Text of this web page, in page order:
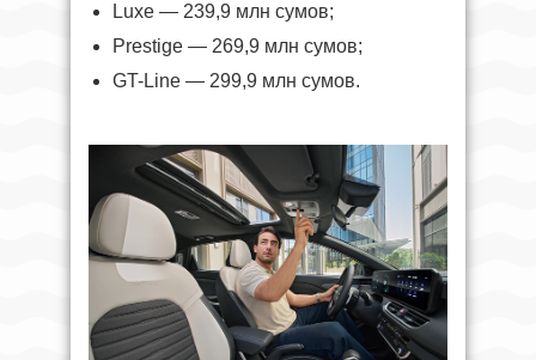
Luxe — 239,9 млн сумов;
Prestige — 269,9 млн сумов;
GT-Line — 299,9 млн сумов.